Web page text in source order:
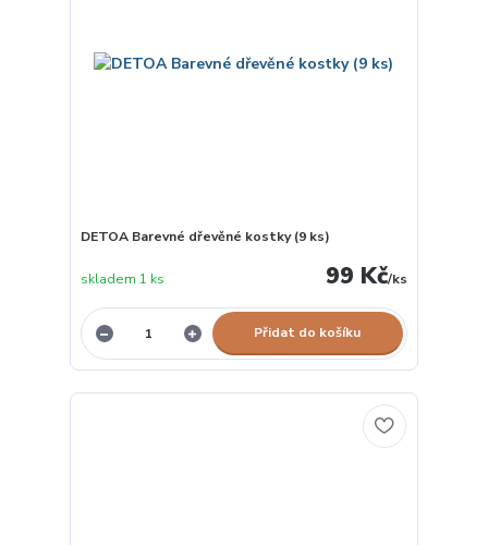
DETOA Barevné dřevěné kostky (9 ks)
99 Kč/ks
skladem 1 ks
Přidat do košíku